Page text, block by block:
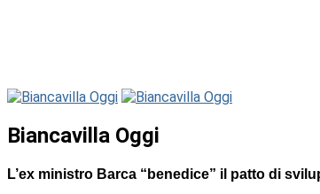
Biancavilla Oggi
L’ex ministro Barca “benedice” il patto di